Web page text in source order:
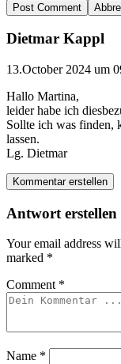
Dietmar Kappl
13.October 2024 um
Hallo Martina,
leider habe ich
Sollte ich was finden,
lassen.
Lg. Dietmar
Kommentar erstellen
Antwort erstellen
Your email address
marked *
Comment *
Name *